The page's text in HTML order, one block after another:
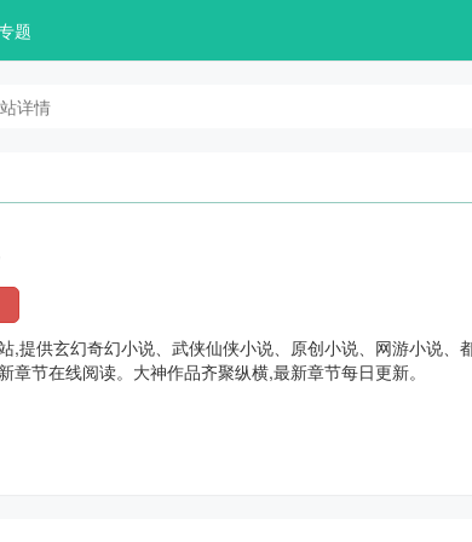
题
详情
,提供玄幻奇幻小说、武侠仙侠小说、原创小说、网游小说、
章节在线阅读。大神作品齐聚纵横,最新章节每日更新。